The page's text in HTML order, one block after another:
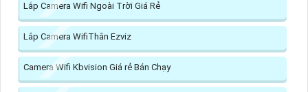
Lắp Camera Wifi Ngoài Trời Giá Rẻ
Lắp Camera WifiThân Ezviz
Camera Wifi Kbvision Giá rẻ Bán Chạy